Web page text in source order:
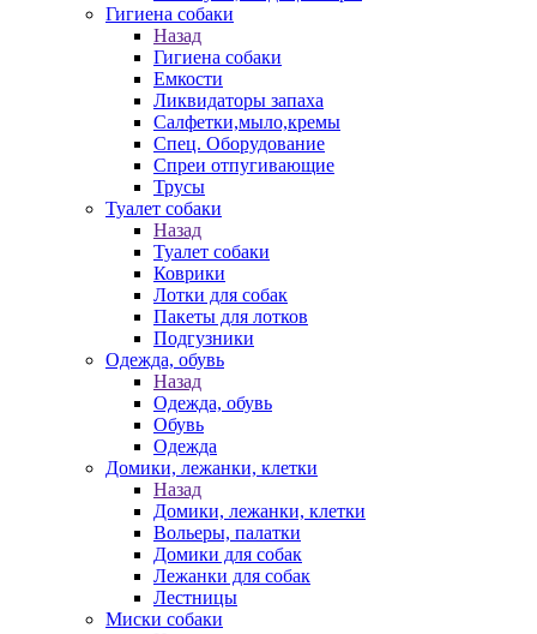
Гигиена собаки
Назад
Гигиена собаки
Емкости
Ликвидаторы запаха
Салфетки,мыло,кремы
Спец. Оборудование
Спреи отпугивающие
Трусы
Туалет собаки
Назад
Туалет собаки
Коврики
Лотки для собак
Пакеты для лотков
Подгузники
Одежда, обувь
Назад
Одежда, обувь
Обувь
Одежда
Домики, лежанки, клетки
Назад
Домики, лежанки, клетки
Вольеры, палатки
Домики для собак
Лежанки для собак
Лестницы
Миски собаки